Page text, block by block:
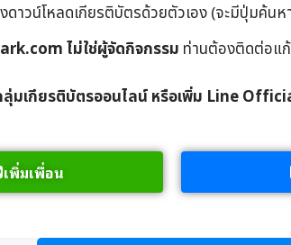
าวน์โหลดเกียรติบัตรด้วยตัวเอง (จะมีปุ่มค้นห
ไม่ใช่ผู้จัดกิจกรรม ท่านต้องติดต่อแ
ลุ่มเกียรติบัตรออนไลน์ หรือเพิ่ม Line
เพิ่มเพื่อน